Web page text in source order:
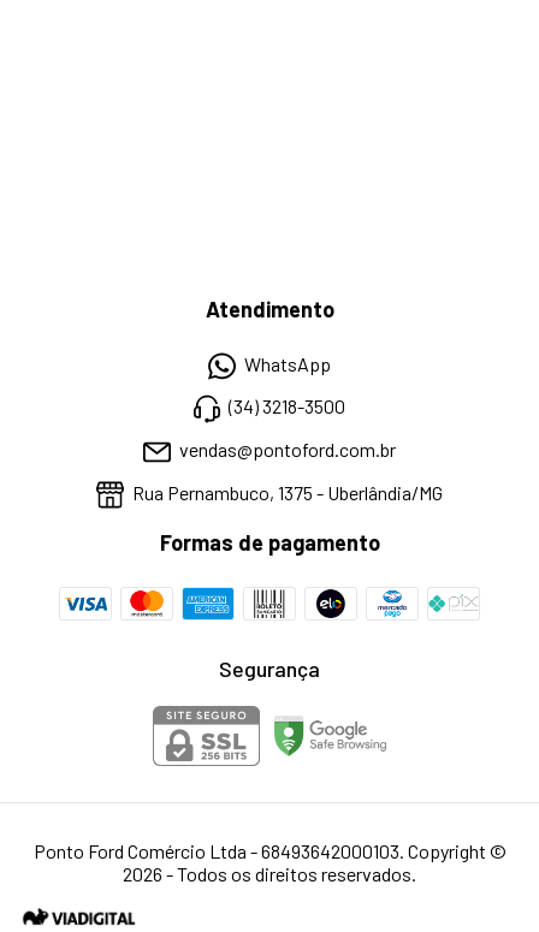
Atendimento
WhatsApp
(34) 3218-3500
vendas@pontoford.com.br
Rua Pernambuco, 1375 - Uberlândia/MG
Formas de pagamento
Segurança
Ponto Ford Comércio Ltda - 68493642000103. Copyright ©
2026 - Todos os direitos reservados.